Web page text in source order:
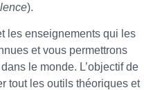
).
les enseignements qui les
et vous permettrons
le monde. L’objectif de
tout les outils théoriques et